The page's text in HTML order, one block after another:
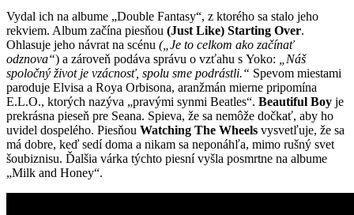
Vydal ich na albume „Double Fantasy“, z ktorého sa stalo jeho
rekviem. Album začína piesňou (Just Like) Starting Over.
Ohlasuje jeho návrat na scénu („Je to celkom ako začínať
odznova“) a zároveň podáva správu o vzťahu s Yoko:
„Náš
spoločný život je vzácnosť, spolu sme podrástli.“ Spevom miestami
paroduje Elvisa a Roya Orbisona, aranžmán mierne pripomína
E.L.O., ktorých nazýva „pravými synmi Beatles“. Beautiful Boy je
prekrásna pieseň pre Seana. Spieva, že sa nemôže dočkať, aby ho
uvidel dospelého. Piesňou Watching The Wheels vysvetľuje, že sa
má dobre, keď sedí doma a nikam sa neponáhľa, mimo rušný svet
šoubiznisu. Ďalšia várka týchto piesní vyšla posmrtne na albume
„Milk and Honey“.